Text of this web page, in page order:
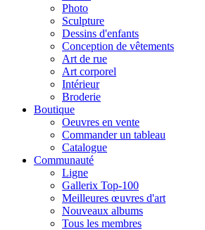
Photo
Sculpture
Dessins d'enfants
Conception de vêtements
Art de rue
Art corporel
Intérieur
Broderie
Boutique
Oeuvres en vente
Commander un tableau
Catalogue
Communauté
Ligne
Gallerix Top-100
Meilleures œuvres d'art
Nouveaux albums
Tous les membres